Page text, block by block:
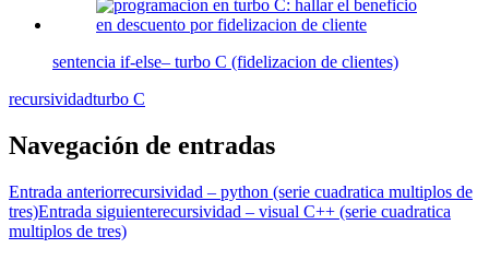
sentencia if-else– turbo C (fidelizacion de clientes)
recursividadturbo C
Navegación de entradas
Entrada anteriorrecursividad – python (serie cuadratica multiplos de
tres)Entrada siguienterecursividad – visual C++ (serie cuadratica
multiplos de tres)